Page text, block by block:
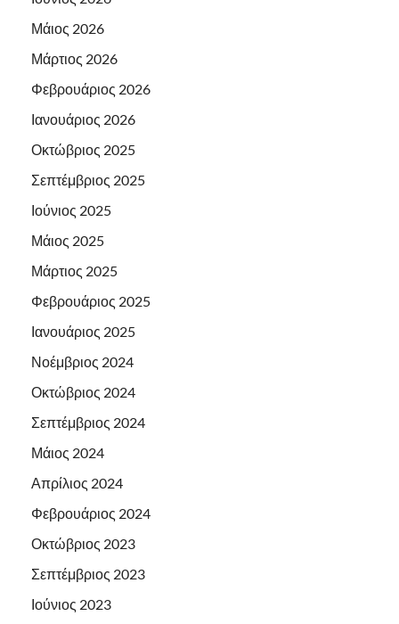
Μάιος 2026
Μάρτιος 2026
Φεβρουάριος 2026
Ιανουάριος 2026
Οκτώβριος 2025
Σεπτέμβριος 2025
Ιούνιος 2025
Μάιος 2025
Μάρτιος 2025
Φεβρουάριος 2025
Ιανουάριος 2025
Νοέμβριος 2024
Οκτώβριος 2024
Σεπτέμβριος 2024
Μάιος 2024
Απρίλιος 2024
Φεβρουάριος 2024
Οκτώβριος 2023
Σεπτέμβριος 2023
Ιούνιος 2023